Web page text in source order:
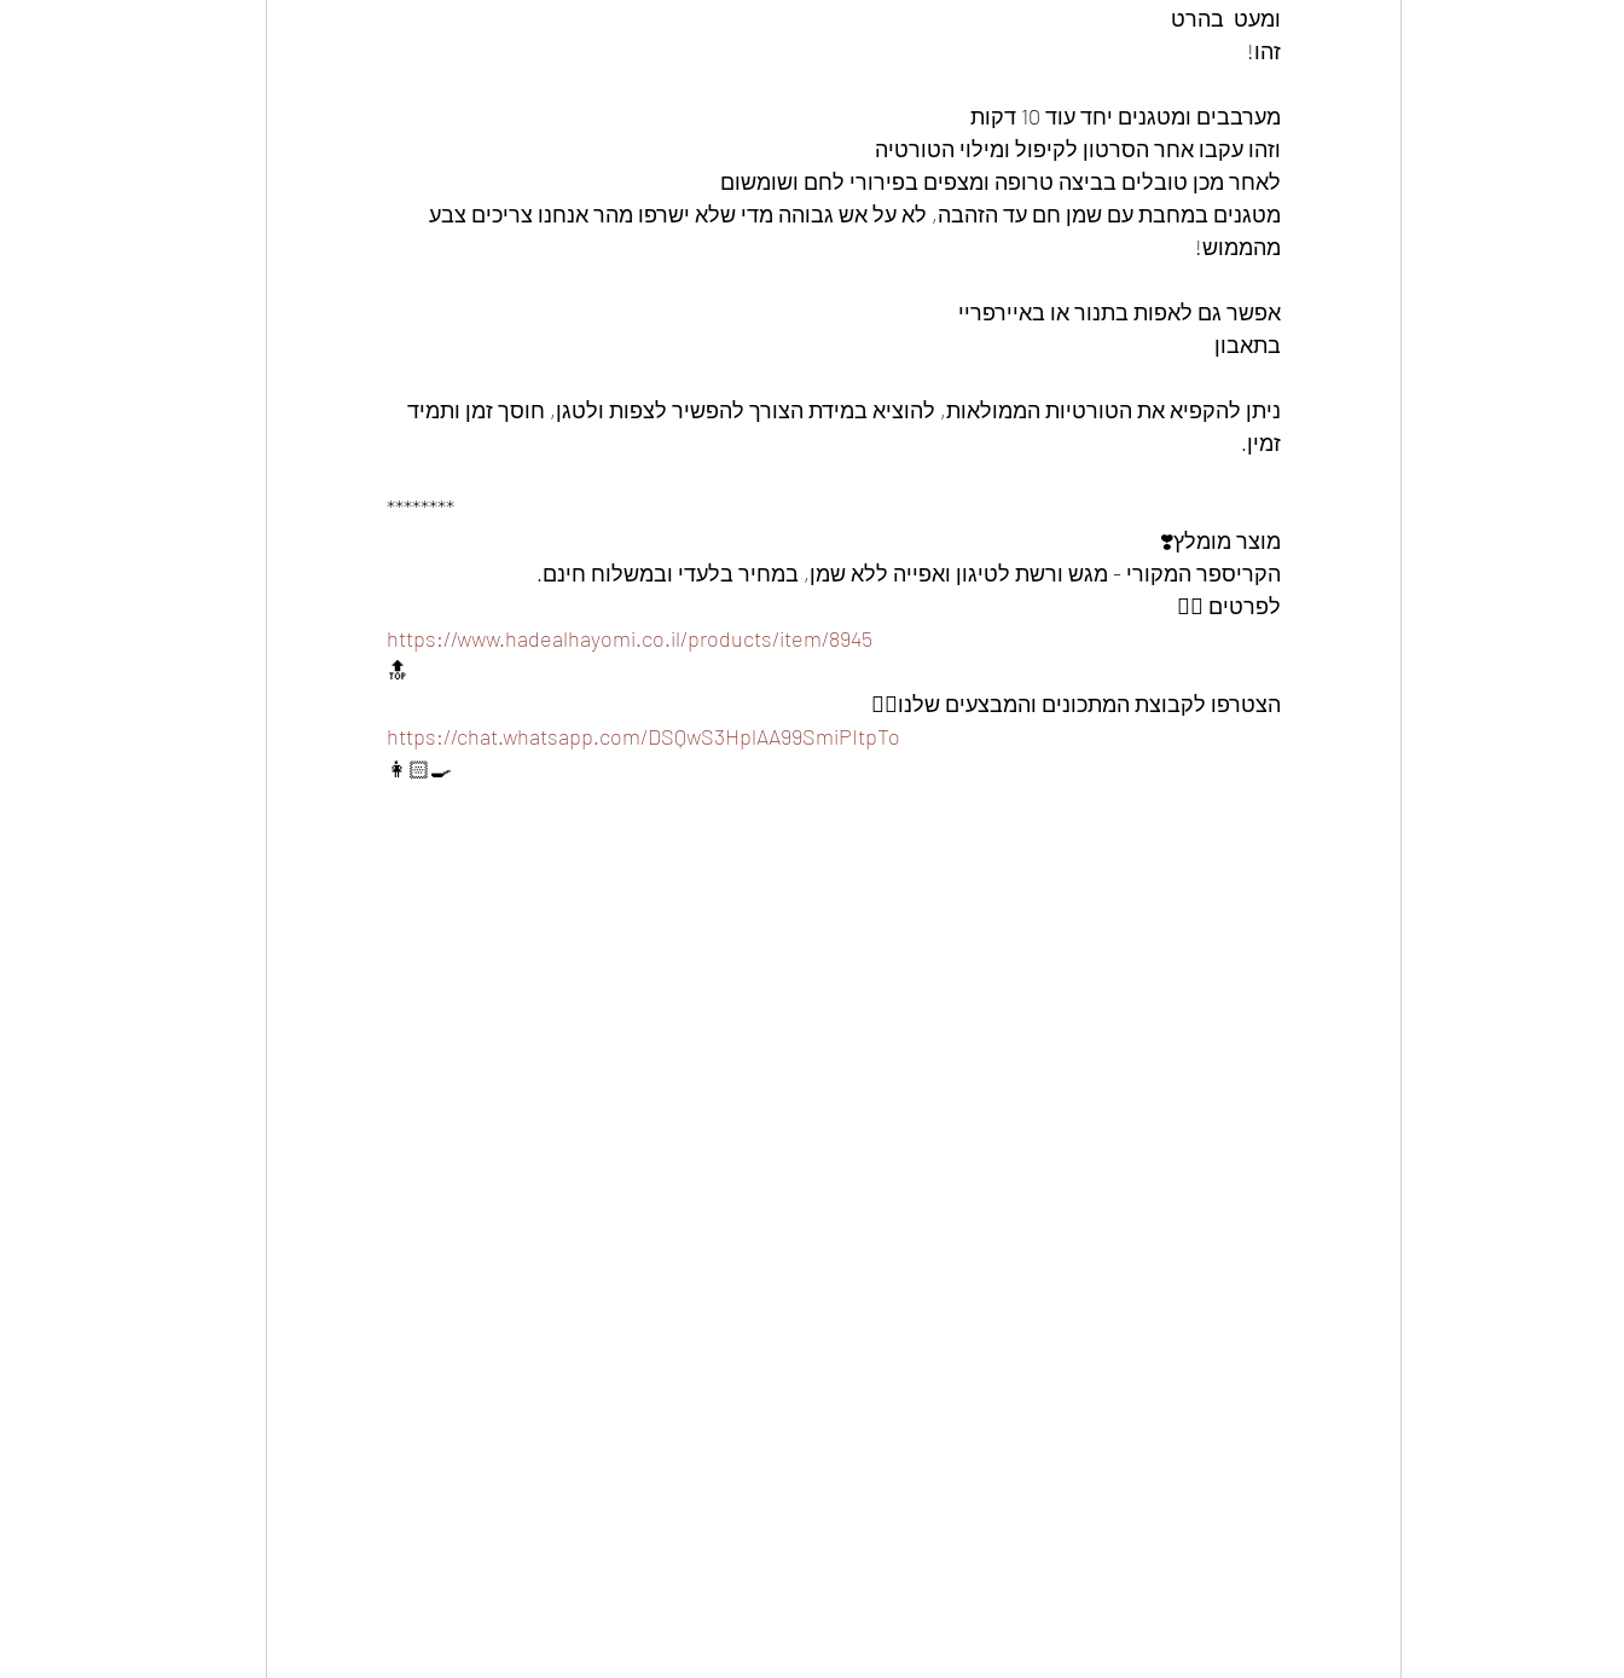
ומעט  בהרט
זהו!
מערבבים ומטגנים יחד עוד 10 דקות
וזהו עקבו אחר הסרטון לקיפול ומילוי הטורטיה
לאחר מכן טובלים בביצה טרופה ומצפים בפירורי לחם ושומשום
מטגנים במחבת עם שמן חם עד הזהבה, לא על אש גבוהה מדי שלא ישרפו מהר אנחנו צריכים צבע
מהממוש!
אפשר גם לאפות בתנור או באיירפריי
בתאבון
ניתן להקפיא את הטורטיות הממולאות, להוציא במידת הצורך להפשיר לצפות ולטגן, חוסך זמן ותמיד
זמין.
********
מוצר מומלץ❣️
הקריספר המקורי - מגש ורשת לטיגון ואפייה ללא שמן, במחיר בלעדי ובמשלוח חינם.
לפרטים 👇🏼
https://www.hadealhayomi.co.il/products/item/8945
🔝
הצטרפו לקבוצת המתכונים והמבצעים שלנו👇🏼
https://chat.whatsapp.com/DSQwS3HplAA99SmiPItpTo
👩🏻‍🍳